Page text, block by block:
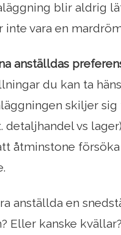
blir aldrig
inte vara en
anställdas
du kan ta
skiljer
detaljhandel vs
åtminstone försöka
anställda en
Eller kanske